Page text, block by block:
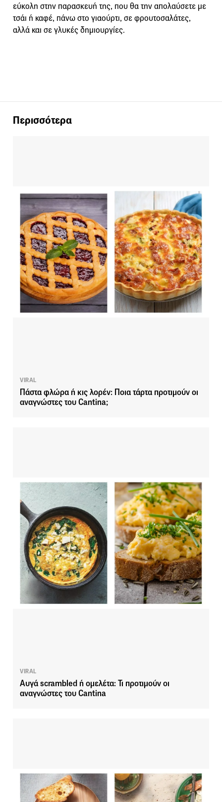
εύκολη στην παρασκευή της, που θα την απολαύσετε με
τσάι ή καφέ, πάνω στο γιαούρτι, σε φρουτοσαλάτες,
αλλά και σε γλυκές δημιουργίες.
Περισσότερα
VIRAL
Πάστα φλώρα ή κις λορέν: Ποια τάρτα προτιμούν οι
αναγνώστες του Cantina;
VIRAL
Αυγά scrambled ή ομελέτα: Τι προτιμούν οι
αναγνώστες του Cantina